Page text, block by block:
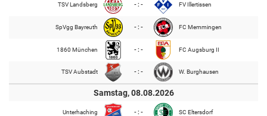
TSV Landsberg - : - FV Illertissen
SpVgg Bayreuth - : - FC Memmingen
1860 München - : - FC Augsburg II
TSV Aubstadt - : - W. Burghausen
Samstag, 08.08.2026
Unterhaching - : - SC Eltersdorf